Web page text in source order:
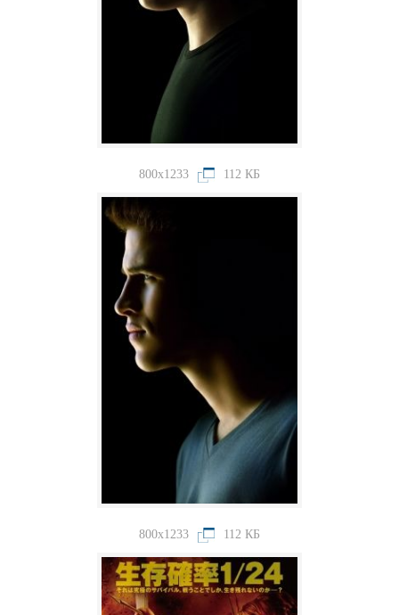
800x1233 112 КБ
800x1233 112 КБ